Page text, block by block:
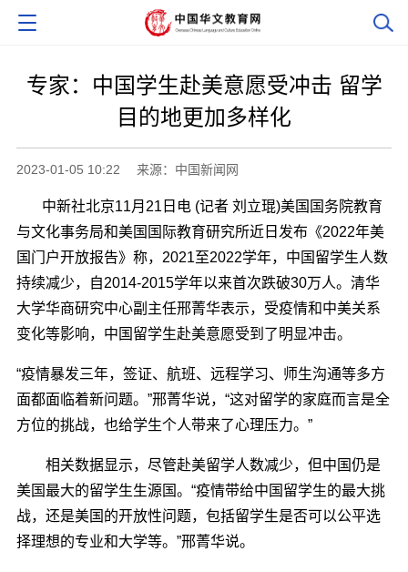
专家：中国学生赴美意愿受冲击 留学
目的地更加多样化
2023-01-05 10:22 来源：中国新闻网
中新社北京11月21日电 (记者 刘立琨)美国国务院教育
与文化事务局和美国国际教育研究所近日发布《2022年美
国门户开放报告》称，2021至2022学年，中国留学生人数
持续减少，自2014-2015学年以来首次跌破30万人。清华
大学华商研究中心副主任邢菁华表示，受疫情和中美关系
变化等影响，中国留学生赴美意愿受到了明显冲击。
“疫情暴发三年，签证、航班、远程学习、师生沟通等多方
面都面临着新问题。”邢菁华说，“这对留学的家庭而言是全
方位的挑战，也给学生个人带来了心理压力。”
相关数据显示，尽管赴美留学人数减少，但中国仍是
美国最大的留学生生源国。“疫情带给中国留学生的最大挑
战，还是美国的开放性问题，包括留学生是否可以公平选
择理想的专业和大学等。”邢菁华说。